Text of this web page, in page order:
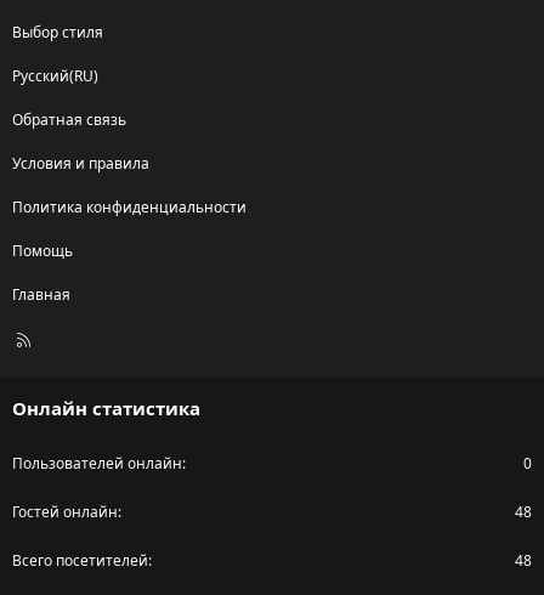
Выбор стиля
Русский(RU)
Обратная связь
Условия и правила
Политика конфиденциальности
Помощь
Главная
R
Онлайн статистика
Пользователей онлайн 0
Гостей онлайн 48
Всего посетителей 48